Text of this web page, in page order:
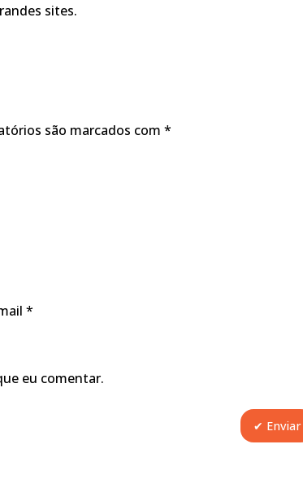
sites.
são marcados com *
*
eu comentar.